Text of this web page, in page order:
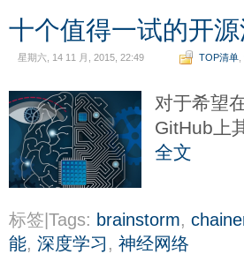
十个值得一试的开
星期六, 14 11 月, 2015, 22:49 TOP清单
对于希望
GitHub上
全文
标签|Tags: brainstorm,
能, 深度学习 , 神经网络